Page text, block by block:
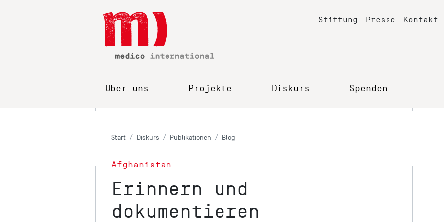
Stiftung Presse Kontakt
Über uns Projekte Diskurs Spenden
Start Diskurs Publikationen Blog
Afghanistan
Erinnern und
dokumentieren